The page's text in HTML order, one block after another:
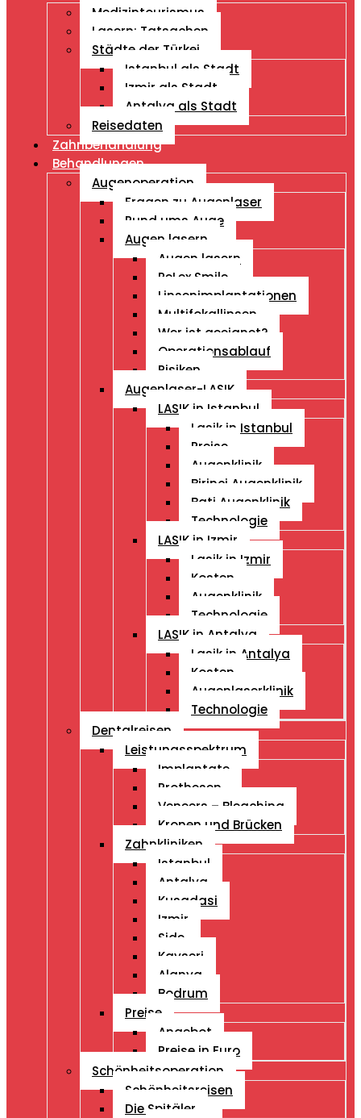
Medizintourismus
Lasern: Tatsachen
Städte der Türkei
Istanbul als Stadt
Izmir als Stadt
Antalya als Stadt
Reisedaten
Zahnbehandlung
Behandlungen
Augenoperation
Fragen zu Augenlaser
Rund ums Auge
Augen lasern
Augen lasern
ReLex Smile
Linsenimplantationen
Multifokallinsen
Wer ist geeignet?
Operationsablauf
Risiken
Augenlaser-LASIK
LASIK in Istanbul
Lasik in Istanbul
Preise
Augenklinik
Birinci Augenklinik
Bati Augenklinik
Technologie
LASIK in Izmir
Lasik in Izmir
Kosten
Augenklinik
Technologie
LASIK in Antalya
Lasik in Antalya
Kosten
Augenlaserklinik
Technologie
Dentalreisen
Leistungsspektrum
Implantate
Prothesen
Veneers – Bleaching
Kronen und Brücken
Zahnkliniken
Istanbul
Antalya
Kusadasi
Izmir
Side
Kayseri
Alanya
Bodrum
Preise
Angebot
Preise in Euro
Schönheitsoperation
Schönheitsreisen
Die Spitäler